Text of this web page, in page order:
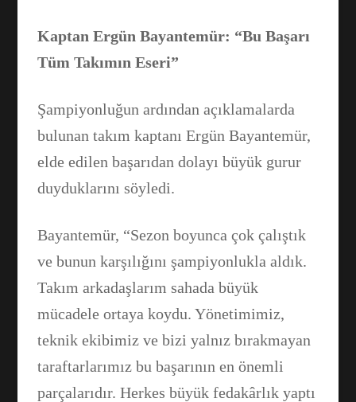
Kaptan Ergün Bayantemür: “Bu Başarı
Tüm Takımın Eseri”
Şampiyonluğun ardından açıklamalarda
bulunan takım kaptanı Ergün Bayantemür,
elde edilen başarıdan dolayı büyük gurur
duyduklarını söyledi.
Bayantemür, “Sezon boyunca çok çalıştık
ve bunun karşılığını şampiyonlukla aldık.
Takım arkadaşlarım sahada büyük
mücadele ortaya koydu. Yönetimimiz,
teknik ekibimiz ve bizi yalnız bırakmayan
taraftarlarımız bu başarının en önemli
parçalarıdır. Herkes büyük fedakârlık yaptı